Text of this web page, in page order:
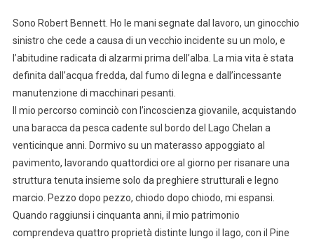
Sono Robert Bennett. Ho le mani segnate dal lavoro, un ginocchio
sinistro che cede a causa di un vecchio incidente su un molo, e
l’abitudine radicata di alzarmi prima dell’alba. La mia vita è stata
definita dall’acqua fredda, dal fumo di legna e dall’incessante
manutenzione di macchinari pesanti.
Il mio percorso cominciò con l’incoscienza giovanile, acquistando
una baracca da pesca cadente sul bordo del Lago Chelan a
venticinque anni. Dormivo su un materasso appoggiato al
pavimento, lavorando quattordici ore al giorno per risanare una
struttura tenuta insieme solo da preghiere strutturali e legno
marcio. Pezzo dopo pezzo, chiodo dopo chiodo, mi espansi.
Quando raggiunsi i cinquanta anni, il mio patrimonio
comprendeva quattro proprietà distinte lungo il lago, con il Pine